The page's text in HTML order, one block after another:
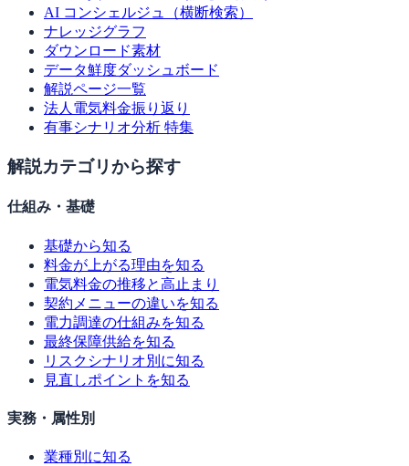
AI コンシェルジュ（横断検索）
ナレッジグラフ
ダウンロード素材
データ鮮度ダッシュボード
解説ページ一覧
法人電気料金振り返り
有事シナリオ分析 特集
解説カテゴリから探す
仕組み・基礎
基礎から知る
料金が上がる理由を知る
電気料金の推移と高止まり
契約メニューの違いを知る
電力調達の仕組みを知る
最終保障供給を知る
リスクシナリオ別に知る
見直しポイントを知る
実務・属性別
業種別に知る